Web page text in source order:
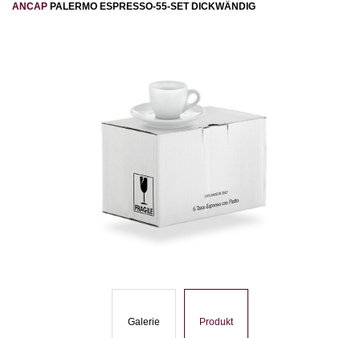
ANCAP PALERMO ESPRESSO-55-SET DICKWÄNDIG
Galerie Produkt